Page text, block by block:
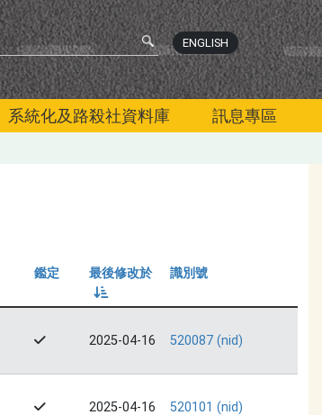
ENGLISH
系統化及路殺社資料庫 訊息專區
鑑定 最後修改於
由小到大
識別號
2025-04-16 520087 (nid)
2025-04-16 520101 (nid)